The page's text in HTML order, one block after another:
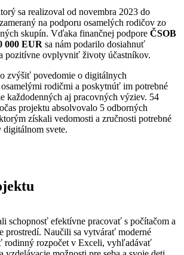
sa realizoval od novembra 2023 do
na podporu osamelých rodičov zo
skupín. Vďaka finančnej podpore ČSOB
000 EUR sa nám podarilo dosiahnuť
pozitívne ovplyvniť životy účastníkov.
zvýšiť povedomie o digitálnych
rodičmi a poskytnúť im potrebné
každodenných aj pracovných výziev. 54
projektu absolvovalo 5 odborných
získali vedomosti a zručnosti potrebné
digitálnom svete.
schopnosť efektívne pracovať s počítačom a
prostredí. Naučili sa vytvárať moderné
rodinný rozpočet v Exceli, vyhľadávať